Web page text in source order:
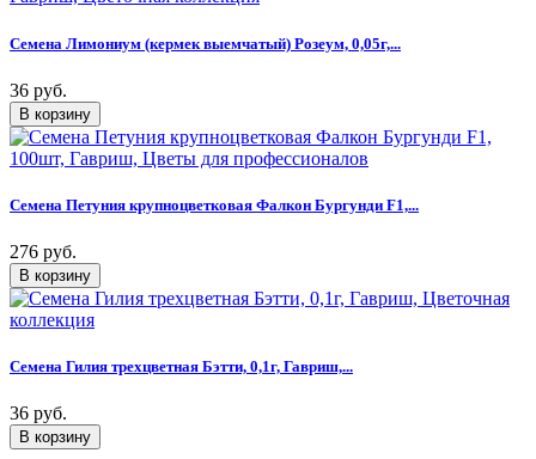
Семена Лимониум (кермек выемчатый) Розеум, 0,05г,...
36 руб.
Семена Петуния крупноцветковая Фалкон Бургунди F1,...
276 руб.
Семена Гилия трехцветная Бэтти, 0,1г, Гавриш,...
36 руб.